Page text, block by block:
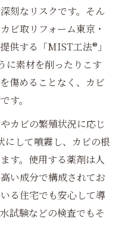
刻なリスクです。そん
ビ取リフォーム東京・
供する「MIST工法®」
に素材を削ったりこす
傷めることなく、カビ
す。
カビの繁殖状況に応じ
して噴霧し、カビの根
す。使用する薬剤は人
い成分で構成されてお
る住宅でも安心して導
試験などの検査でもそ